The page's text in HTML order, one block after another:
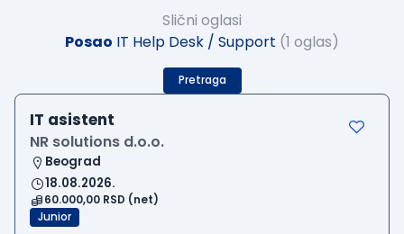
Slični oglasi
Posao IT Help Desk / Support (1 oglas)
Pretraga
IT asistent
NR solutions d.o.o.
Beograd
18.08.2026.
60.000,00 RSD (net)
Junior